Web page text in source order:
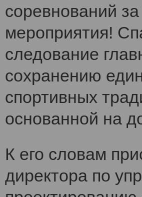
соревнований
мероприятия!
следование
сохранению
спортивных
основанной на
К его словам
директора по